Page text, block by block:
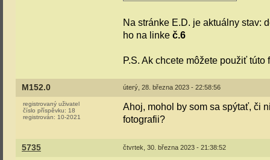
Na stránke E.D. je aktuálny stav:
ho na linke č.6
P.S. Ak chcete môžete použiť túto
M152.0 úterý, 28. března 2023 - 22:58:56
registrovaný uživatel
číslo příspěvku: 18
registrován: 10-2021
Ahoj, mohol by som sa spýtať, či
fotografii?
5735 čtvrtek, 30. března 2023 - 21:38:52